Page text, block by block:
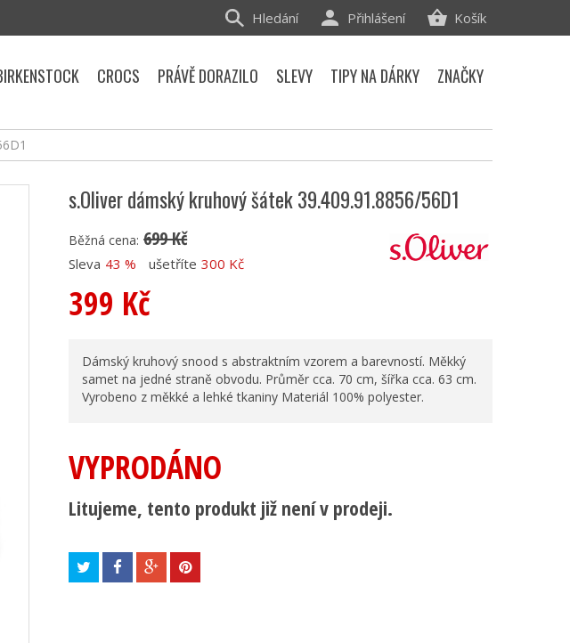
s.Oliver dámský kruhový šátek 39.409.91.8856/56D1
Běžná cena: 699 Kč
Sleva 43 % ušetříte 300 Kč
399 Kč
Dámský kruhový snood s abstraktním vzorem a barevností. Měkký
samet na jedné straně obvodu. Průměr cca. 70 cm, šířka cca. 63 cm.
Vyrobeno z měkké a lehké tkaniny Materiál 100% polyester.
VYPRODÁNO
Litujeme, tento produkt již není v prodeji.
Košík
Přihlášení
Hledání
CROCS PRÁVĚ DORAZILO SLEVY TIPY NA DÁRKY ZNAČKY